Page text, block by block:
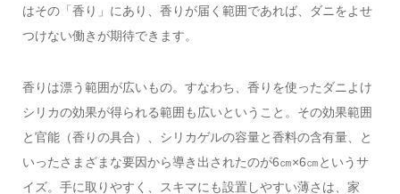
はその「香り」にあり、香りが届く範囲であれば、ダニをよせ
つけない働きが期待できます。
香りは漂う範囲が広いもの。すなわち、香りを使ったダニよけ
シリカの効果が得られる範囲も広いということ。その効果範囲
と官能（香りの具合）、シリカゲルの容量と香料の含有量、と
いったさまざまな要因から導き出されたのが6㎝×6㎝というサ
イズ。手に取りやすく、スキマにも設置しやすい薄さは、家